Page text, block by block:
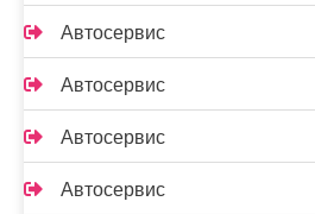
Автосервис
Автосервис
Автосервис
Автосервис